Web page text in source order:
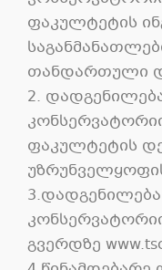
ფაკულტეტის
თანდართული
2.
ფაკულტეტის
გვერდზე